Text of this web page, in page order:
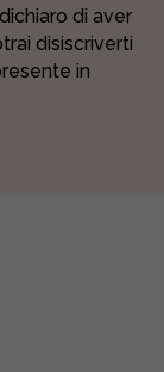
di aver
disiscriverti
in